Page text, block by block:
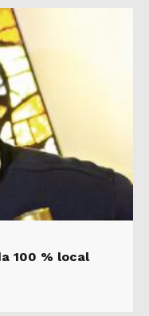
100 % local